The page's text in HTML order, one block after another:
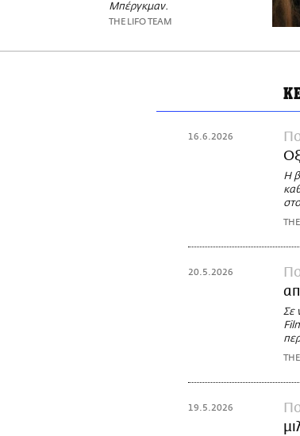
Μπέργκμαν.
THE LIFO TEAM
16.6.2026
Η
20.5.2026
Σε
19.5.2026